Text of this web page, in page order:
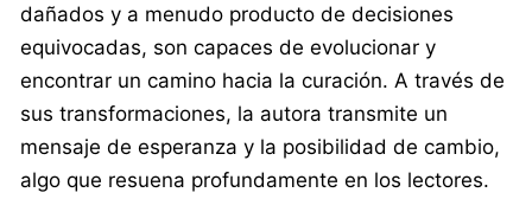
dañados y a menudo producto de decisiones
equivocadas, son capaces de evolucionar y
encontrar un camino hacia la curación. A través de
sus transformaciones, la autora transmite un
mensaje de esperanza y la posibilidad de cambio,
algo que resuena profundamente en los lectores.